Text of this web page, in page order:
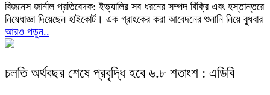
বিজনেস জার্নাল প্রতিবেদক: ইভ্যালির সব ধরনের সম্পদ বিক্রি এবং হস্তান্তরে
নিষেধাজ্ঞা দিয়েছেন হাইকোর্ট। এক গ্রাহকের করা আবেদনের শুনানি নিয়ে বুধবার
আরও পড়ুন..
চলতি অর্থবছর শেষে প্রবৃদ্ধি হবে ৬.৮ শতাংশ : এডিবি